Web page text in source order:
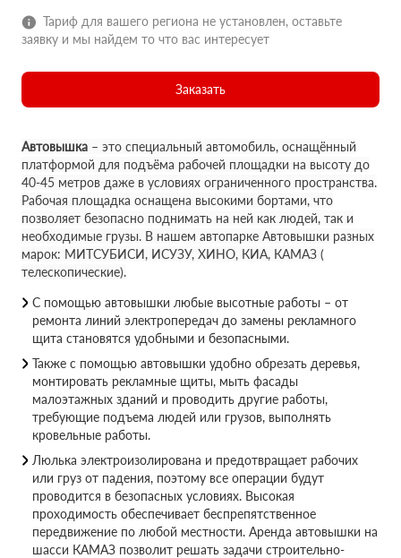
Тариф для вашего региона не установлен, оставьте
заявку и мы найдем то что вас интересует
Заказать
Автовышка – это специальный автомобиль, оснащённый
платформой для подъёма рабочей площадки на высоту до
40-45 метров даже в условиях ограниченного пространства.
Рабочая площадка оснащена высокими бортами, что
позволяет безопасно поднимать на ней как людей, так и
необходимые грузы. В нашем автопарке Автовышки разных
марок: МИТСУБИСИ, ИСУЗУ, ХИНО, КИА, КАМАЗ (
телескопические).
С помощью автовышки любые высотные работы – от
ремонта линий электропередач до замены рекламного
щита становятся удобными и безопасными.
Также с помощью автовышки удобно обрезать деревья,
монтировать рекламные щиты, мыть фасады
малоэтажных зданий и проводить другие работы,
требующие подъема людей или грузов, выполнять
кровельные работы.
Люлька электроизолирована и предотвращает рабочих
или груз от падения, поэтому все операции будут
проводится в безопасных условиях. Высокая
проходимость обеспечивает беспрепятственное
передвижение по любой местности. Аренда автовышки на
шасси КАМАЗ позволит решать задачи строительно-